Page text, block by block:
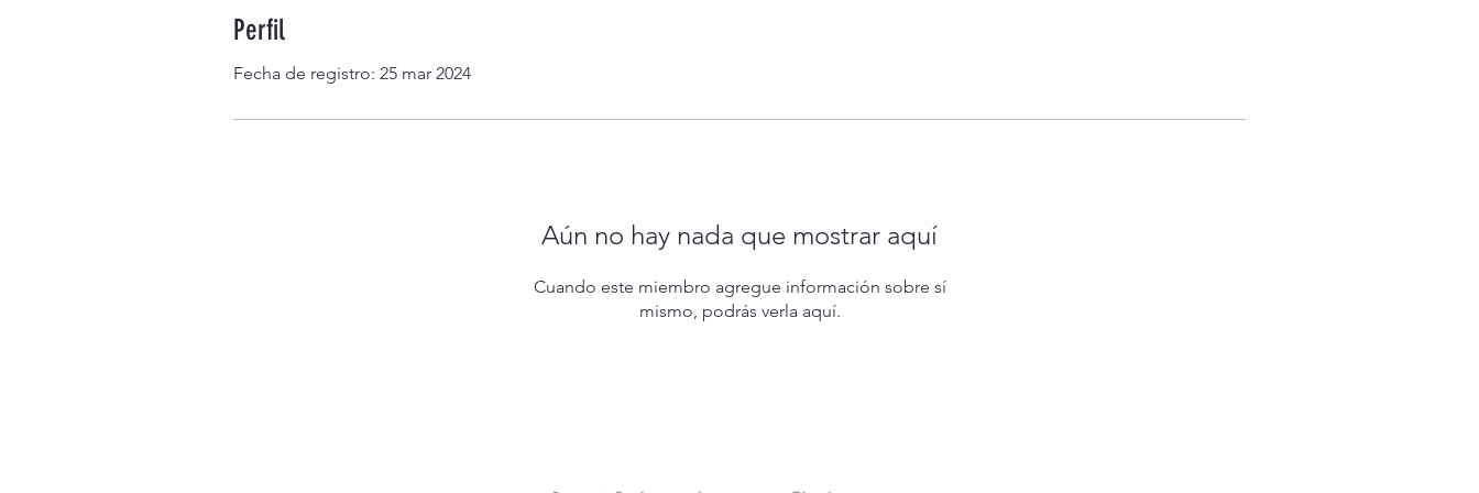
Perfil
Fecha de registro: 25 mar 2024
Aún no hay nada que mostrar aquí
Cuando este miembro agregue información sobre sí
mismo, podrás verla aquí.